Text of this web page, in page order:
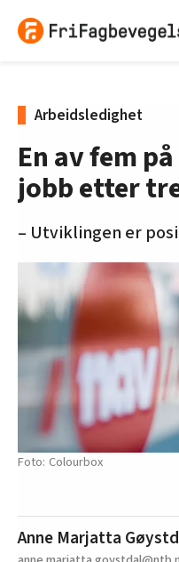
Arbeidsledighet
En av fem
jobb etter
– Utviklingen er
Colourbox
Anne Marjatta